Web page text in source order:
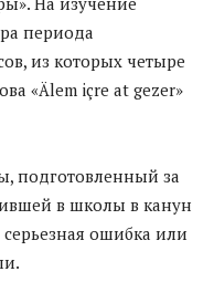
периода
из которых четыре
«Älem içre at gezer»
подготовленный за
в школы в канун
серьезная ошибка или